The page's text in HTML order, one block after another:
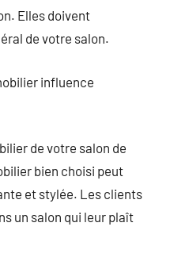
Elles doivent
de votre salon.
influence
de votre salon de
bien choisi peut
et stylée. Les clients
un salon qui leur plaît